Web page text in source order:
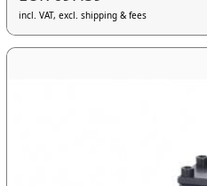
incl. VAT, excl. shipping & fees